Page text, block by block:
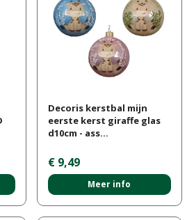
Decoris kerstbal mijn
eerste kerst giraffe glas
d10cm - ass…
€ 9,49
Meer info